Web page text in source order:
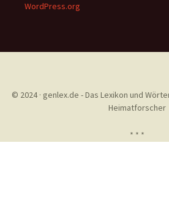
WordPress.org
© 2024 · genlex.de - Das Lexikon und
Heimatforscher
* * *